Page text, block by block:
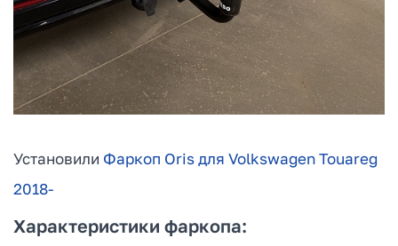
Установили Фаркоп Oris для Volkswagen Touareg
2018-
Характеристики фаркопа: